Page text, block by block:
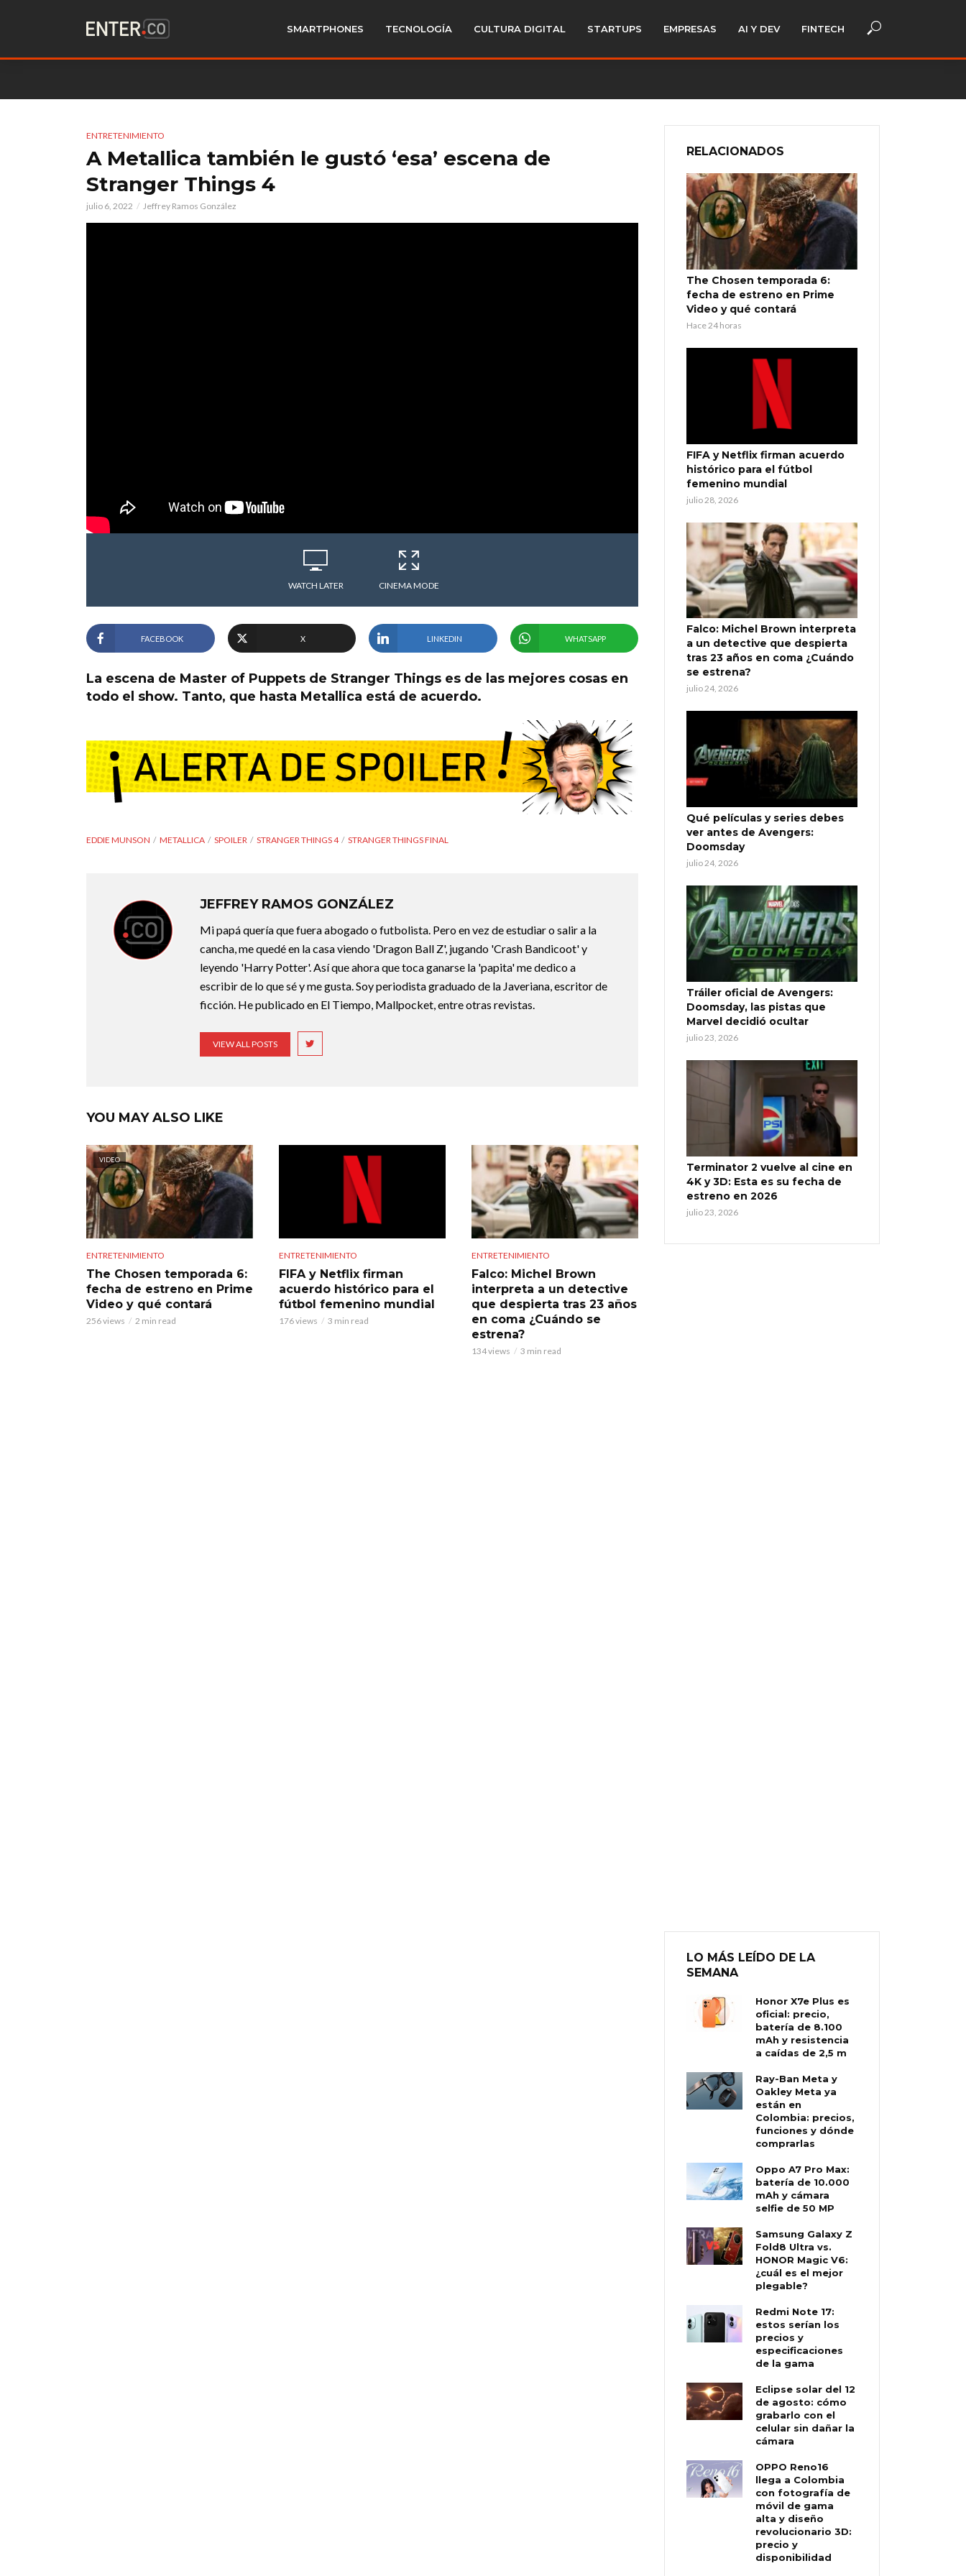
SMARTPHONES TECNOLOGÍA CULTURA DIGITAL STARTUPS EMPRESAS AI Y DEV FINTECH
ENTRETENIMIENTO
A Metallica también le gustó ‘esa’ escena de
Stranger Things 4
julio 6, 2022 Jeffrey Ramos González
WATCH LATER CINEMA MODE
FACEBOOK X LINKEDIN WHATSAPP
La escena de Master of Puppets de Stranger Things es de las mejores cosas en
todo el show. Tanto, que hasta Metallica está de acuerdo.
EDDIE MUNSON METALLICA SPOILER STRANGER THINGS 4 STRANGER THINGS FINAL
JEFFREY RAMOS GONZÁLEZ
Mi papá quería que fuera abogado o futbolista. Pero en vez de estudiar o salir a la
cancha, me quedé en la casa viendo 'Dragon Ball Z', jugando 'Crash Bandicoot' y
leyendo 'Harry Potter'. Así que ahora que toca ganarse la 'papita' me dedico a
escribir de lo que sé y me gusta. Soy periodista graduado de la Javeriana, escritor de
ficción. He publicado en El Tiempo, Mallpocket, entre otras revistas.
VIEW ALL POSTS
YOU MAY ALSO LIKE
VIDEO
ENTRETENIMIENTO
The Chosen temporada 6:
fecha de estreno en Prime
Video y qué contará
256 views 2 min read
ENTRETENIMIENTO
FIFA y Netflix firman
acuerdo histórico para el
fútbol femenino mundial
176 views 3 min read
ENTRETENIMIENTO
Falco: Michel Brown
interpreta a un detective
que despierta tras 23 años
en coma ¿Cuándo se
estrena?
134 views 3 min read
RELACIONADOS
The Chosen temporada 6:
fecha de estreno en Prime
Video y qué contará
Hace 24 horas
FIFA y Netflix firman acuerdo
histórico para el fútbol
femenino mundial
julio 28, 2026
Falco: Michel Brown interpreta
a un detective que despierta
tras 23 años en coma ¿Cuándo
se estrena?
julio 24, 2026
Qué películas y series debes
ver antes de Avengers:
Doomsday
julio 24, 2026
Tráiler oficial de Avengers:
Doomsday, las pistas que
Marvel decidió ocultar
julio 23, 2026
Terminator 2 vuelve al cine en
4K y 3D: Esta es su fecha de
estreno en 2026
julio 23, 2026
LO MÁS LEÍDO DE LA
SEMANA
Honor X7e Plus es
oficial: precio,
batería de 8.100
mAh y resistencia
a caídas de 2,5 m
Ray-Ban Meta y
Oakley Meta ya
están en
Colombia: precios,
funciones y dónde
comprarlas
Oppo A7 Pro Max:
batería de 10.000
mAh y cámara
selfie de 50 MP
Samsung Galaxy Z
Fold8 Ultra vs.
HONOR Magic V6:
¿cuál es el mejor
plegable?
Redmi Note 17:
estos serían los
precios y
especificaciones
de la gama
Eclipse solar del 12
de agosto: cómo
grabarlo con el
celular sin dañar la
cámara
OPPO Reno16
llega a Colombia
con fotografía de
móvil de gama
alta y diseño
revolucionario 3D:
precio y
disponibilidad